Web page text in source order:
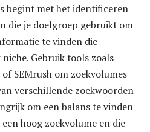
begint met het identificeren
die je doelgroep gebruikt om
te vinden die
Gebruik tools zoals
SEMrush om zoekvolumes
verschillende zoekwoorden
om een balans te vinden
hoog zoekvolume en die